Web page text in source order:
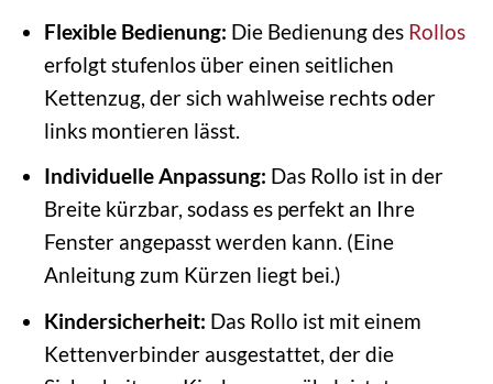
Flexible Bedienung: Die Bedienung des Rollos
erfolgt stufenlos über einen seitlichen
Kettenzug, der sich wahlweise rechts oder
links montieren lässt.
Individuelle Anpassung: Das Rollo ist in der
Breite kürzbar, sodass es perfekt an Ihre
Fenster angepasst werden kann. (Eine
Anleitung zum Kürzen liegt bei.)
Kindersicherheit: Das Rollo ist mit einem
Kettenverbinder ausgestattet, der die